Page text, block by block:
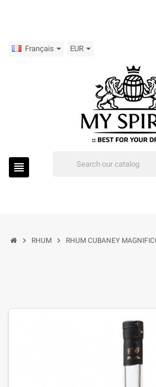
Français EUR
view_headline
chevron_right RHUM chevron_right RHUM CUBANEY